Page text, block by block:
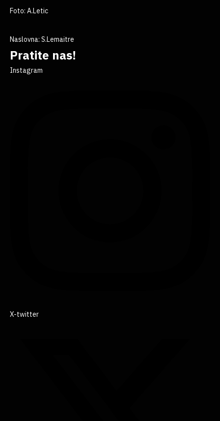
Foto: A.Letic
Naslovna: S.Lemaitre
Pratite nas!
Instagram
X-twitter